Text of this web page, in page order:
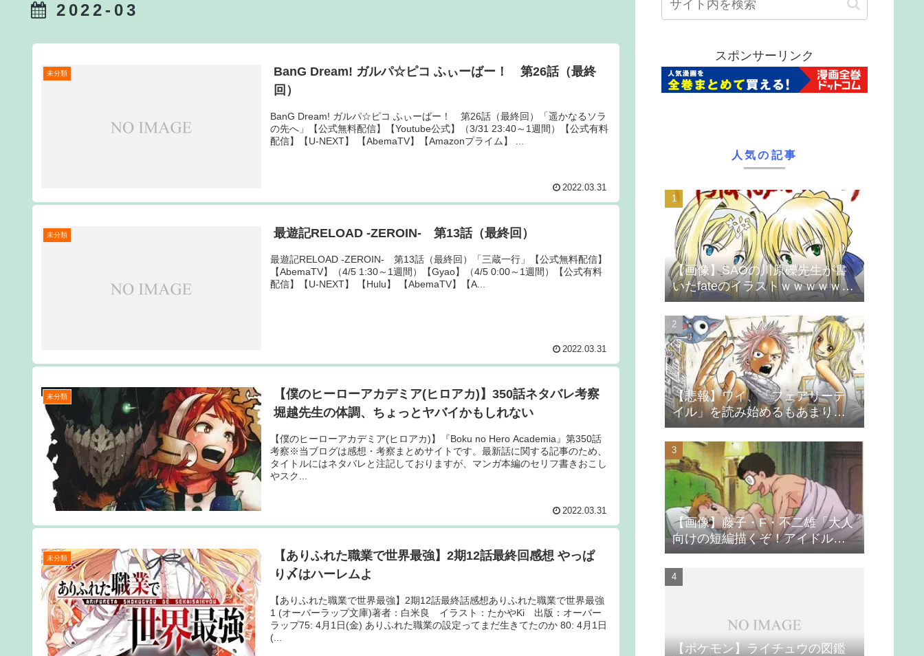
2022-03
未分類
BanG Dream! ガルパ☆ピコ ふぃーばー！ 第26話（最終
回）
BanG Dream! ガルパ☆ピコ ふぃーばー！ 第26話（最終回）「遥かなるソラ
の先へ」【公式無料配信】【Youtube公式】（3/31 23:40～1週間）【公式有料
配信】【U-NEXT】 【AbemaTV】【Amazonプライム】 ...
2022.03.31
未分類 最遊記RELOAD -ZEROIN- 第13話（最終回）
最遊記RELOAD -ZEROIN- 第13話（最終回）「三蔵一行」【公式無料配信】
【AbemaTV】（4/5 1:30～1週間）【Gyao】（4/5 0:00～1週間）【公式有料
配信】【U-NEXT】 【Hulu】 【AbemaTV】【A...
2022.03.31
未分類
【僕のヒーローアカデミア(ヒロアカ)】350話ネタバレ考察
堀越先生の体調、ちょっとヤバイかもしれない
【僕のヒーローアカデミア(ヒロアカ)】『Boku no Hero Academia』第350話
考察※当ブログは感想・考察まとめサイトです。最新話に関する記事のため、
タイトルにはネタバレと注記しておりますが、マンガ本編のセリフ書きおこし
やスク...
2022.03.31
未分類
【ありふれた職業で世界最強】2期12話最終回感想 やっぱ
り〆はハーレムよ
【ありふれた職業で世界最強】2期12話最終話感想ありふれた職業で世界最強
1 (オーバーラップ文庫)著者：白米良 イラスト：たかやKi 出版：オーバー
ラップ75: 4月1日(金) ありふれた職業の設定ってまだ生きてたのか 80: 4月1日
(...
スポンサーリンク
人気の記事
【画像】SAOの川原礫先生が書
いたfateのイラストｗｗｗｗｗｗ
ｗｗｗ
【悲報】ワイ、「フェアリーテ
イル」を読み始めるもあまりの
つまらなさに挫折する
【画像】藤子・F・不二雄「大人
向けの短編描くぞ！アイドルが
無理やり抱かれるシーン入れ
よ」
【ポケモン】ライチュウの図鑑